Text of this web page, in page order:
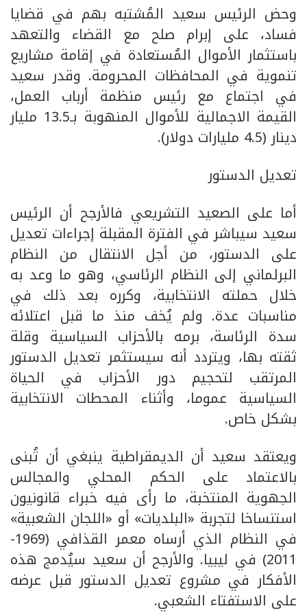
وحض الرئيس سعيد المُشتبه بهم في قضايا
فساد، على إبرام صلح مع القضاء والتعهد
باستثمار الأموال المُستعادة في إقامة مشاريع
تنموية في المحافظات المحرومة. وقدر سعيد
في اجتماع مع رئيس منظمة أرباب العمل،
القيمة الاجمالية للأموال المنهوبة بـ13.5 مليار
دينار (4.5 مليارات دولار).
تعديل الدستور
أما على الصعيد التشريعي فالأرجح أن الرئيس
سعيد سيباشر في الفترة المقبلة إجراءات تعديل
على الدستور، من أجل الانتقال من النظام
البرلماني إلى النظام الرئاسي، وهو ما وعد به
خلال حملته الانتخابية، وكرره بعد ذلك في
مناسبات عدة. ولم يُخف منذ ما قبل اعتلائه
سدة الرئاسة، برمه بالأحزاب السياسية وقلة
ثقته بها، ويتردد أنه سيستثمر تعديل الدستور
المرتقب لتحجيم دور الأحزاب في الحياة
السياسية عموما، وأثناء المحطات الانتخابية
بشكل خاص.
ويعتقد سعيد أن الديمقراطية ينبغي أن تُبنى
بالاعتماد على الحكم المحلي والمجالس
الجهوية المنتخبة، ما رأى فيه خبراء قانونيون
استنساخا لتجربة «البلديات» أو «اللجان الشعبية»
في النظام الذي أرساه معمر القذافي (1969-
2011) في ليبيا. والأرجح أن سعيد سيُدمج هذه
الأفكار في مشروع تعديل الدستور قبل عرضه
على الاستفتاء الشعبي.